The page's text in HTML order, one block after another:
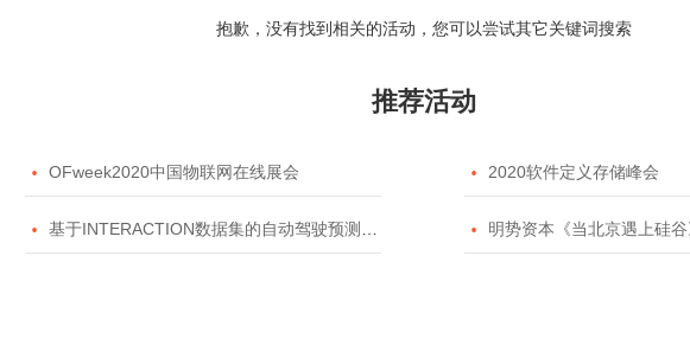
抱歉，没有找到相关的活动，您可以尝试其它关键词搜索
推荐活动
 OFweek2020中国物联网在线展会  2020软件定义存储峰会
 基于INTERACTION数据集的自动驾驶预测模型挑战赛  明势资本《当北京遇上硅谷》系列